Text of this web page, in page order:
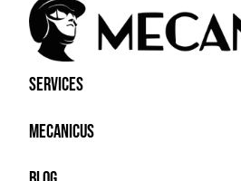
Services
BUY
SELL
Mecanicus
ABOUT